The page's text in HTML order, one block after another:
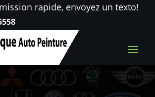
rapide, envoyez un texto!